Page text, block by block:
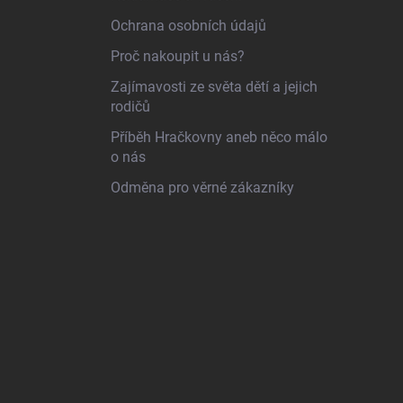
Ochrana osobních údajů
Proč nakoupit u nás?
Zajímavosti ze světa dětí a jejich
rodičů
Příběh Hračkovny aneb něco málo
o nás
Odměna pro věrné zákazníky